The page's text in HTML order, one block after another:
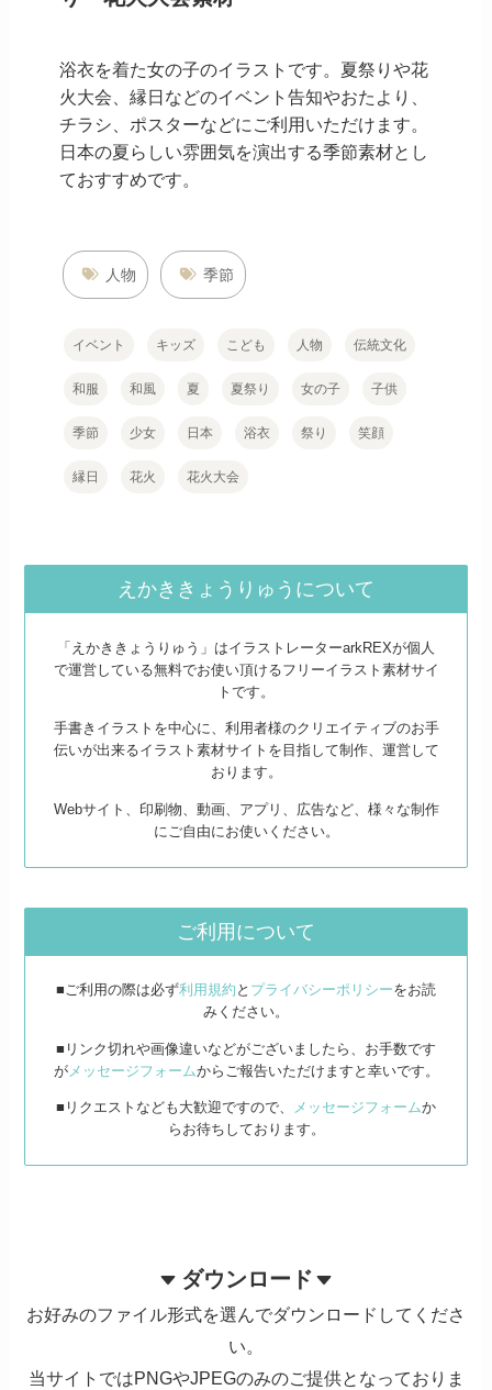
浴衣を着た女の子のイラストです。夏祭りや花
火大会、縁日などのイベント告知やおたより、
チラシ、ポスターなどにご利用いただけます。
日本の夏らしい雰囲気を演出する季節素材とし
ておすすめです。
人物 季節
イベント キッズ こども 人物 伝統文化
和服 和風 夏 夏祭り 女の子 子供
季節 少女 日本 浴衣 祭り 笑顔
縁日 花火 花火大会
えかききょうりゅうについて
「えかききょうりゅう」はイラストレーターarkREXが個人
で運営している無料でお使い頂けるフリーイラスト素材サイ
トです。
手書きイラストを中心に、利用者様のクリエイティブのお手
伝いが出来るイラスト素材サイトを目指して制作、運営して
おります。
Webサイト、印刷物、動画、アプリ、広告など、様々な制作
にご自由にお使いください。
ご利用について
■ご利用の際は必ず利用規約 と プライバシーポリシーをお読
みください。
■リンク切れや画像違いなどがございましたら、お手数です
がメッセージフォームからご報告いただけますと幸いです。
■リクエストなども大歓迎ですので、 メッセージフォームか
らお待ちしております。
ダウンロード
お好みのファイル形式を選んでダウンロードしてくださ
い。
当サイトではPNGやJPEGのみのご提供となっておりま